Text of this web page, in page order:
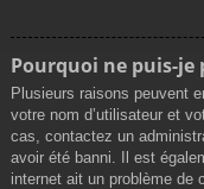
Pourquoi ne puis-je
Plusieurs raisons peuvent
votre nom d’utilisateur et
cas, contactez un
avoir été banni. Il est
internet ait un problème de